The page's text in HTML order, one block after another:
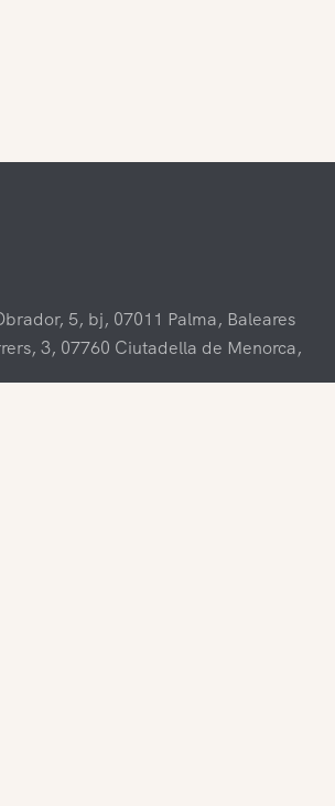
5, bj, 07011 Palma, Baleares
3, 07760 Ciutadella de Menorca,